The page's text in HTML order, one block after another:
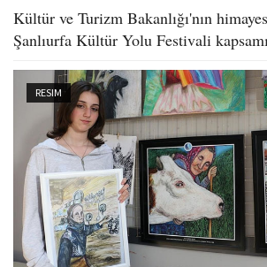
Kültür ve Turizm Bakanlığı'nın
Şanlıurfa Kültür Yolu Festivali
RESIM